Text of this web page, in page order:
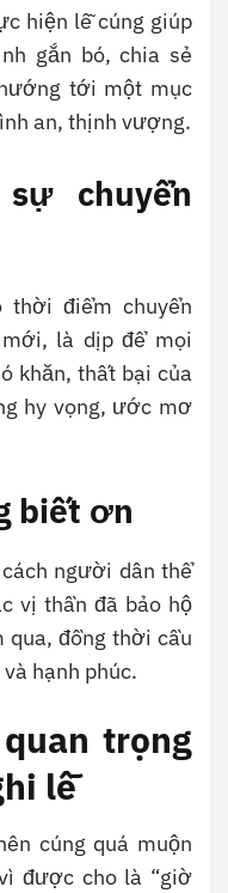
hiện lễ cúng giúp
gắn bó, chia sẻ
tới một mục
an, thịnh vượng.
chuyển
thời điểm chuyển
là dịp để mọi
khăn, thất bại của
hy vọng, ước mơ
biết ơn
cách người dân thể
vị thần đã bảo hộ
qua, đồng thời cầu
hạnh phúc.
trọng
lễ
cúng quá muộn
được cho là “giờ